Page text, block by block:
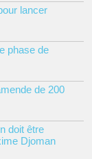
lancer
phase de
de 200
doit être
Djoman